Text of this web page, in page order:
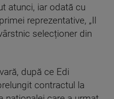
atunci, iar odată cu
reprezentative, „Il
selecționer din
după ce Edi
contractul la